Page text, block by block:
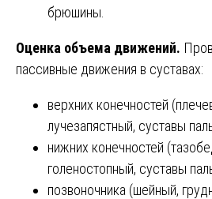
брюшины.
Оценка объема движений.
пассивные движения в суставах:
верхних конечностей
лучезапястный, суставы
нижних конечностей
голеностопный, суставы
позвоночника (шейный,